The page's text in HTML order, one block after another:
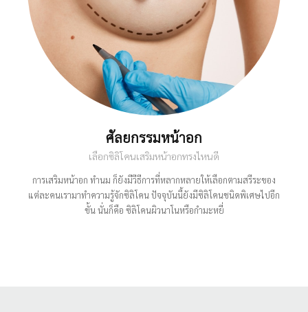
ศัลยกรรมหน้าอก
เลือกซิลิโคนเสริมหน้าอกทรงไหนดี
การเสริมหน้าอก ทำนม ก็ยังมีวีธีการที่หลากหลายให้เลือกตามสรีระของ
แต่ละคนเรามาทำความรู้จักซิลิโคน ปัจจุบันนี้ยังมีซิลิโคนชนิดพิเศษไปอีก
ขั้น นั่นก็คือ ซิลิโคนผิวนาโนหรือกำมะหยี่